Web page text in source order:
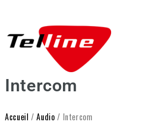
Intercom
Accueil /Audio / Intercom